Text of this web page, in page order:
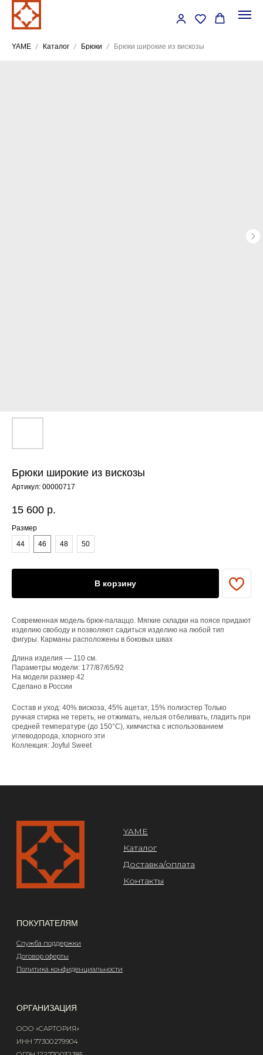
YAME Каталог Брюки Брюки широкие из вискозы
Брюки широкие из вискозы
Артикул: 00000717
15 600 р.
Размер
44
46 48 50
В корзину
Современная модель брюк-палаццо. Мягкие складки на поясе придают
изделию свободу и позволяют садиться изделию на любой тип
фигуры. Карманы расположены в боковых швах
Длина изделия — 110 см.
Параметры модели: 177/87/65/92
На модели размер 42
Сделано в России
Состав и уход: 40% вискоза, 45% ацетат, 15% полиэстер Только
ручная стирка не тереть, не отжимать, нельзя отбеливать, гладить при
средней температуре (до 150°C), химчистка с использованием
углеводорода, хлорного эти
Коллекция: Joyful Sweet
Доставка/оплата
Контакты
ПОКУПАТЕЛЯМ
ОРГАНИЗАЦИЯ
ООО «САРТОРИЯ»
ИНН 77 300 279 904
Служба поддержки
Договор оферты